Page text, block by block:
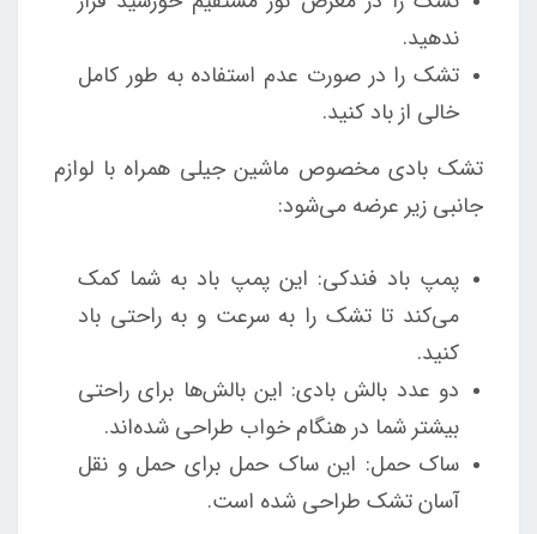
ندهید.
تشک را در صورت عدم استفاده به طور کامل
خالی از باد کنید.
تشک بادی مخصوص ماشین جیلی همراه با لوازم
جانبی زیر عرضه می‌شود:
پمپ باد فندکی: این پمپ باد به شما کمک
می‌کند تا تشک را به سرعت و به راحتی باد
کنید.
دو عدد بالش بادی: این بالش‌ها برای راحتی
بیشتر شما در هنگام خواب طراحی شده‌اند.
ساک حمل: این ساک حمل برای حمل و نقل
آسان تشک طراحی شده است.